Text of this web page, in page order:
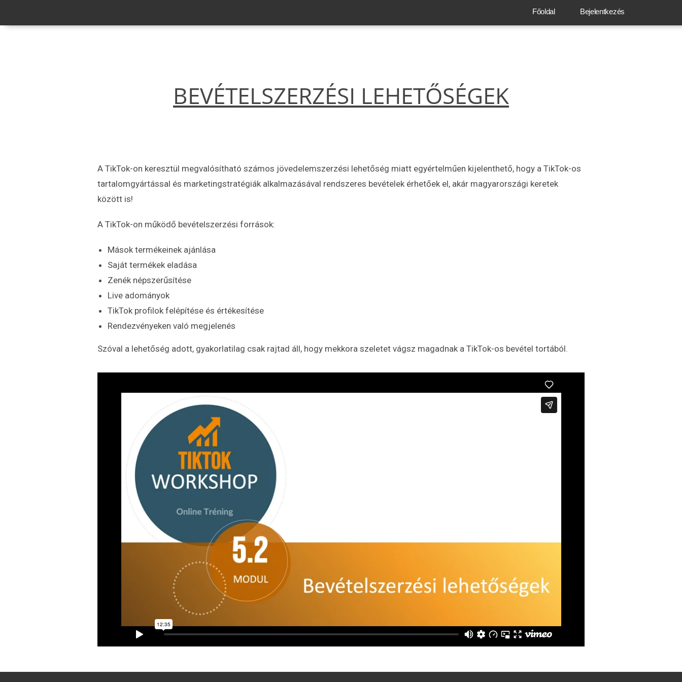
Főoldal Bejelentkezés
BEVÉTELSZERZÉSI LEHETŐSÉGEK
A TikTok-on keresztül megvalósítható számos jövedelemszerzési lehetőség miatt egyértelműen kijelenthető, hogy a TikTok-os
tartalomgyártással és marketingstratégiák alkalmazásával rendszeres bevételek érhetőek el, akár magyarországi keretek
között is!
A TikTok-on működő bevételszerzési források:
Mások termékeinek ajánlása
Saját termékek eladása
Zenék népszerűsítése
Live adományok
TikTok profilok felépítése és értékesítése
Rendezvényeken való megjelenés
Szóval a lehetőség adott, gyakorlatilag csak rajtad áll, hogy mekkora szeletet vágsz magadnak a TikTok-os bevétel tortából.